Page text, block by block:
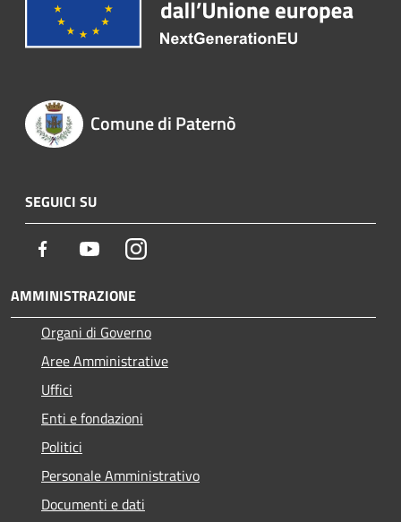
Comune di Paternò
SEGUICI SU
Facebook YoutubeInstagram
AMMINISTRAZIONE
Organi di Governo
Aree Amministrative
Uffici
Enti e fondazioni
Politici
Personale Amministrativo
Documenti e dati